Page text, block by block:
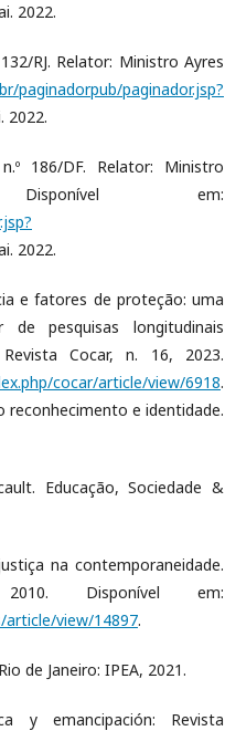
2022.
RJ. Relator: Ministro Ayres
paginadorpub/paginador.jsp?
2022.
186/DF. Relator: Ministro
Disponível em:
2022.
e fatores de proteção: uma
pesquisas longitudinais
Cocar, n. 16, 2023.
cocar/article/view/6918.
reconhecimento e identidade.
Educação, Sociedade &
na contemporaneidade.
Disponível em:
article/view/14897.
de Janeiro: IPEA, 2021.
y emancipación: Revista